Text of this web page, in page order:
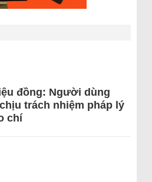
đồng: Người dùng
trách nhiệm pháp lý
chí